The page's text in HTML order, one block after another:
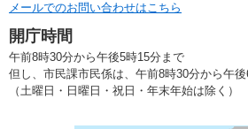
メールでのお問い合わせはこちら
開庁時間
午前8時30分から午後5時15分まで
但し、市民課市民係は、午前8時30分から午
（土曜日・日曜日・祝日・年末年始は除く）